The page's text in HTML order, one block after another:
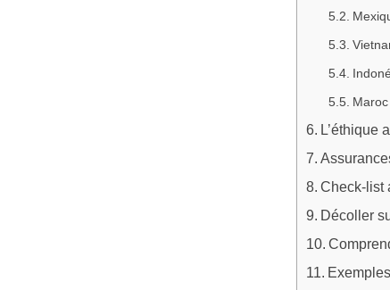
Maroc
L’éthique
Check-list
Décoller